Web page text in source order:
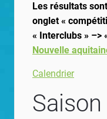
Les résultats
onglet «
« Interclubs » –>
Nouvelle
Calendrier